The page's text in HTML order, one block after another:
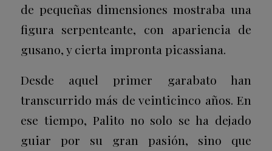
de pequeñas dimensiones mostraba una
figura serpenteante, con apariencia de
gusano, y cierta impronta picassiana.
Desde aquel primer garabato han
transcurrido más de veinticinco años. En
ese tiempo, Palito no solo se ha dejado
guiar por su gran pasión, sino que